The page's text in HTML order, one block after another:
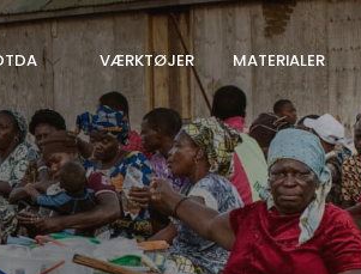
VÆRKTØJER MATERIALER